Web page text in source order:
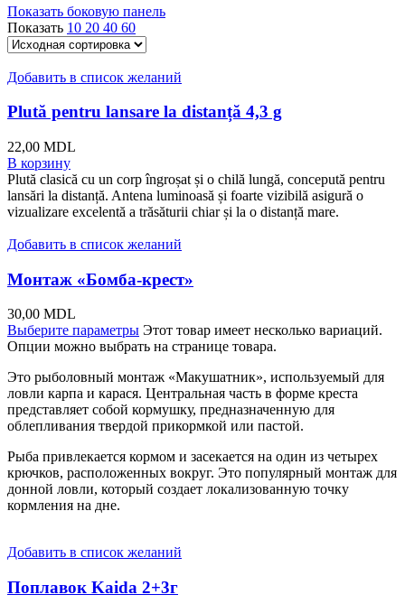
Показать боковую панель
Показать 10 20 40 60
Добавить в список желаний
Plută pentru lansare la distanță 4,3 g
22,00 MDL
В корзину
Plută clasică cu un corp îngroșat și o chilă lungă, concepută pentru
lansări la distanță. Antena luminoasă și foarte vizibilă asigură o
vizualizare excelentă a trăsăturii chiar și la o distanță mare.
Добавить в список желаний
Монтаж «Бомба-крест»
30,00 MDL
Выберите параметры Этот товар имеет несколько вариаций.
Опции можно выбрать на странице товара.
Это рыболовный монтаж «Макушатник», используемый для
ловли карпа и карася. Центральная часть в форме креста
представляет собой кормушку, предназначенную для
облепливания твердой прикормкой или пастой.
Рыба привлекается кормом и засекается на один из четырех
крючков, расположенных вокруг. Это популярный монтаж для
донной ловли, который создает локализованную точку
кормления на дне.
Добавить в список желаний
Поплавок Kaida 2+3г